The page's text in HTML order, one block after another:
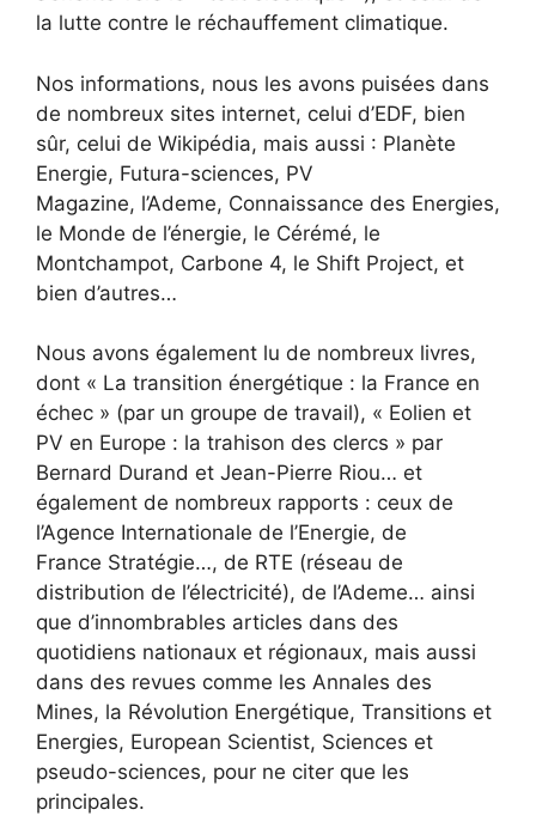
la lutte contre le réchauffement climatique.
Nos informations, nous les avons puisées dans
de nombreux sites internet, celui d’EDF, bien
sûr, celui de Wikipédia, mais aussi : Planète
Energie, Futura-sciences, PV
Magazine, l’Ademe, Connaissance des Energies,
le Monde de l’énergie, le Cérémé, le
Montchampot, Carbone 4, le Shift Project, et
bien d’autres…
Nous avons également lu de nombreux livres,
dont « La transition énergétique : la France en
échec » (par un groupe de travail), « Eolien et
PV en Europe : la trahison des clercs » par
Bernard Durand et Jean-Pierre Riou… et
également de nombreux rapports : ceux de
l’Agence Internationale de l’Energie, de
France Stratégie…, de RTE (réseau de
distribution de l’électricité), de l’Ademe… ainsi
que d’innombrables articles dans des
quotidiens nationaux et régionaux, mais aussi
dans des revues comme les Annales des
Mines, la Révolution Energétique, Transitions et
Energies, European Scientist, Sciences et
pseudo-sciences, pour ne citer que les
principales.